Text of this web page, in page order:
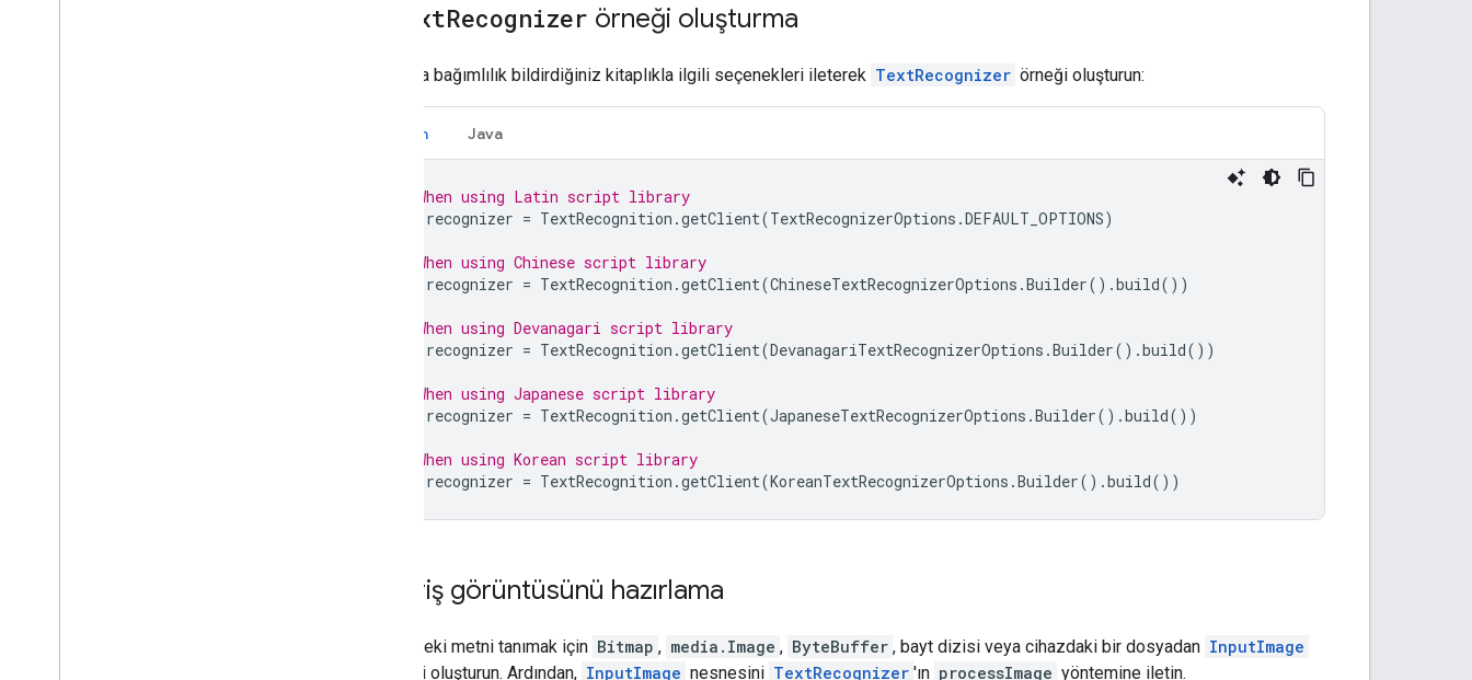
TextRecognizer örneği oluşturma
Yukarıda bağımlılık bildirdiğiniz kitaplıkla ilgili seçenekleri ileterek TextRecognizer örneği oluşturun:
Kotlin Java
// When using Latin script library
recognizer = TextRecognition .getClient(TextRecognizerOptions .DEFAULT_OPTIONS)
// When using Chinese script library
recognizer = TextRecognition .getClient(ChineseTextRecognizerOptions .Builder().build())
// When using Devanagari script library
recognizer = TextRecognition .getClient(DevanagariTextRecognizerOptions .Builder().build())
// When using Japanese script library
recognizer = TextRecognition .getClient(JapaneseTextRecognizerOptions .Builder().build())
// When using Korean script library
recognizer = TextRecognition .getClient(KoreanTextRecognizerOptions .Builder().build())
Giriş görüntüsünü hazırlama
Resimdeki metni tanımak için Bitmap , media.Image , ByteBuffer , bayt dizisi veya cihazdaki bir dosyadan InputImage
nesnesi oluşturun. Ardından, InputImage nesnesini TextRecognizer 'ın processImage yöntemine iletin.